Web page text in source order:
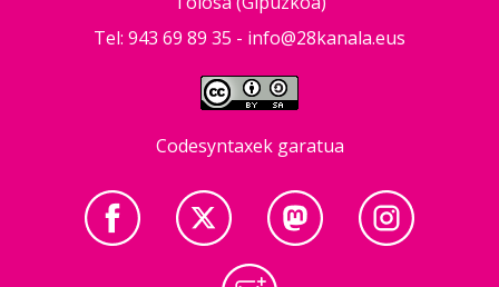
Tel: 943 69 89 35 - info@28kanala.eus
Codesyntaxek garatua